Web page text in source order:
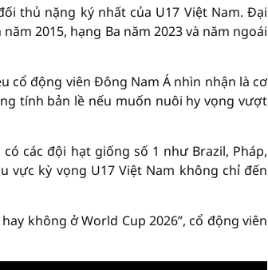
thủ nặng ký nhất của U17 Việt Nam. Đại
2015, hạng Ba năm 2023 và năm ngoái
cổ động viên Đông Nam Á nhìn nhận là cơ
tính bản lề nếu muốn nuôi hy vọng vượt
các đội hạt giống số 1 như Brazil, Pháp,
vực kỳ vọng U17 Việt Nam không chỉ đến
không ở World Cup 2026”, cổ động viên